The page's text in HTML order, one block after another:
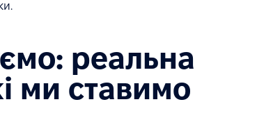
реальна
ми ставимо